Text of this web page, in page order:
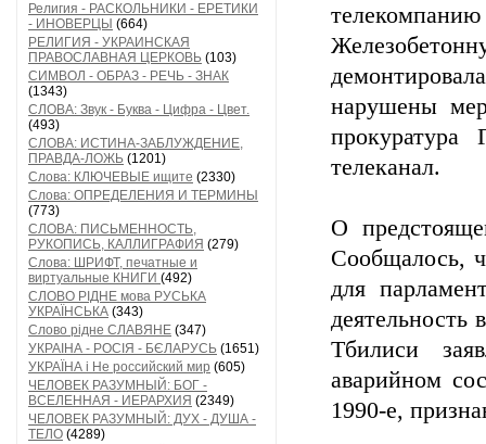
Религия - РАСКОЛЬНИКИ - ЕРЕТИКИ
- ИНОВЕРЦЫ (664)
РЕЛИГИЯ - УКРАИНСКАЯ
ПРАВОСЛАВНАЯ ЦЕРКОВЬ (103)
СИМВОЛ - ОБРАЗ - РЕЧЬ - ЗНАК
(1343)
СЛОВА: Звук - Буква - Цифра - Цвет.
(493)
СЛОВА: ИСТИНА-ЗАБЛУЖДЕНИЕ,
ПРАВДА-ЛОЖЬ (1201)
Слова: КЛЮЧЕВЫЕ ищите (2330)
Слова: ОПРЕДЕЛЕНИЯ И ТЕРМИНЫ
(773)
СЛОВА: ПИСЬМЕННОСТЬ,
РУКОПИСЬ, КАЛЛИГРАФИЯ (279)
Слова: ШРИФТ, печатные и
виртуальные КНИГИ (492)
СЛОВО РІДНЕ мова РУСЬКА
УКРАЇНСЬКА (343)
Слово рідне СЛАВЯНЕ (347)
УКРАІНА - РОСІЯ - БЄЛАРУСЬ (1651)
УКРАЇНА і Не российский мир (605)
ЧЕЛОВЕК РАЗУМНЫЙ: БОГ -
ВСЕЛЕННАЯ - ИЕРАРХИЯ (2349)
ЧЕЛОВЕК РАЗУМНЫЙ: ДУХ - ДУША -
ТЕЛО (4289)
нарушены
прокуратура
телеканал.
О
Сообщалось,
для
деятельность
Тбилиси
аварийном
1990-е,